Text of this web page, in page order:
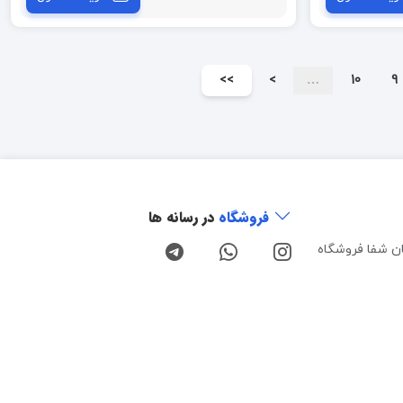
9
10
…
>
>>
شفا فروشگاه
فروشگاه در رسانه ها